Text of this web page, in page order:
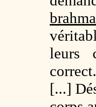
leurs
[...]